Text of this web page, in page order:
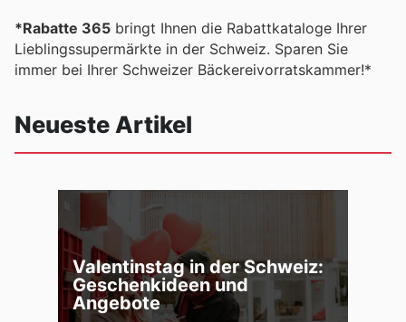
*Rabatte 365 bringt Ihnen die Rabattkataloge Ihrer
Lieblingssupermärkte in der Schweiz. Sparen Sie
immer bei Ihrer Schweizer Bäckereivorratskammer!*
Neueste Artikel
Valentinstag in der Schweiz:
Geschenkideen und
Angebote